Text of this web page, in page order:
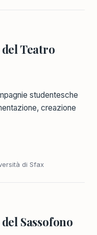
Teatro
studentesche
creazione
di Sfax
Sassofono